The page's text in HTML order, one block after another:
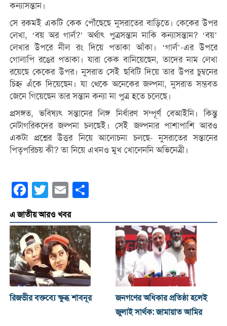
কন্যাসন্তান।
সে রকমই একটি কেক পৌঁছেছে নুসরাতের বাড়িতে। কেকের উপর
লেখা, ‘বয় অর গার্ল?’ অর্থাৎ পুত্রসন্তান নাকি কন্যাসন্তান? ‘বয়’
লেখার উপরে নীল রং দিয়ে পতাকা আঁকা। ‘গার্ল’-এর উপরে
গোলাপি রঙের পতাকা। যারা কেক বানিয়েছেন, তাদের নাম লেখা
রয়েছে কেকের উপর। নুসরাত সেই ছবিটি দিয়ে তার উপর চুম্বনের
চিহ্ন এঁকে দিয়েছেন। যা থেকে অনেকের জল্পনা, নুসরাত সম্ভবত
জেনে গিয়েছেন তার সন্তান কন্যা না পুত্র হতে চলেছে।
প্রসঙ্গত, ভবিষ্যৎ সন্তানের লিঙ্গ নির্ধারণ সম্পূর্ণ বেআইনি। কিন্তু
নেটাগরিকদের জল্পনা চলছেই। সেই জল্পনার পাশাপাশি আরও
একটা প্রশ্নের উত্তর নিয়ে আলোচনা চলছে- নুসরাতের সন্তানের
পিতৃপরিচয় কী? তা নিয়ে এখনও মুখ খোলেননি অভিনেত্রী।
Facebook
Twitter Email
এ জাতীয় আরও খবর
রিজভীর বক্তব্যে ক্ষুব্ধ শাবনূর
জনগণের অধিকার প্রতিষ্ঠা হলেই
জুলাই সার্থক: জামায়াত আমির